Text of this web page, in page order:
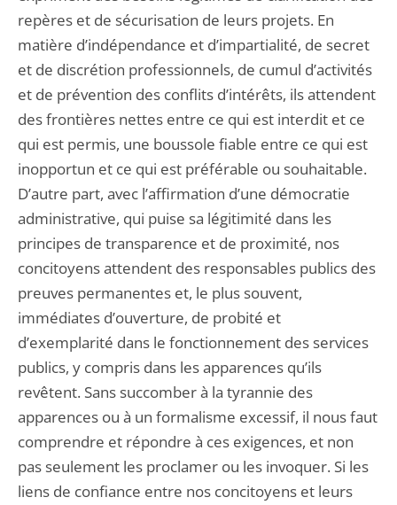
repères et de sécurisation de leurs projets. En
matière d’indépendance et d’impartialité, de secret
et de discrétion professionnels, de cumul d’activités
et de prévention des conflits d’intérêts, ils attendent
des frontières nettes entre ce qui est interdit et ce
qui est permis, une boussole fiable entre ce qui est
inopportun et ce qui est préférable ou souhaitable.
D’autre part, avec l’affirmation d’une démocratie
administrative, qui puise sa légitimité dans les
principes de transparence et de proximité, nos
concitoyens attendent des responsables publics des
preuves permanentes et, le plus souvent,
immédiates d’ouverture, de probité et
d’exemplarité dans le fonctionnement des services
publics, y compris dans les apparences qu’ils
revêtent. Sans succomber à la tyrannie des
apparences ou à un formalisme excessif, il nous faut
comprendre et répondre à ces exigences, et non
pas seulement les proclamer ou les invoquer. Si les
liens de confiance entre nos concitoyens et leurs